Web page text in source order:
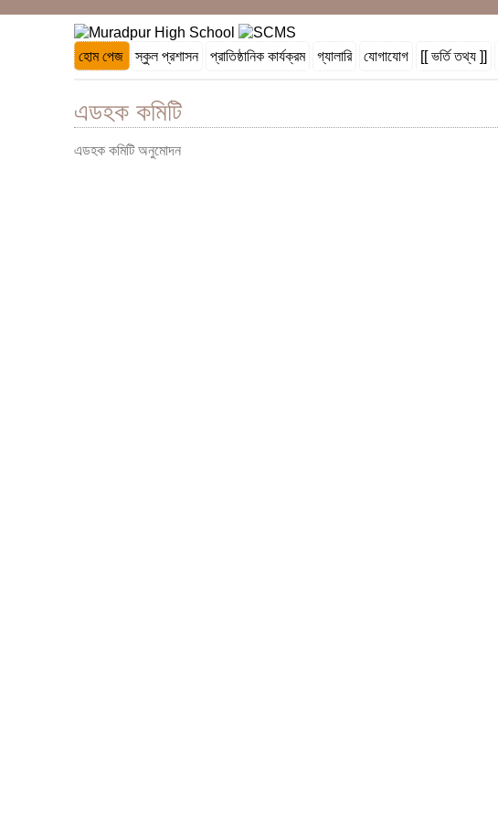
হোম পেজ স্কুল প্রশাসন প্রাতিষ্ঠানিক কার্যক্রম গ্যালারি যোগাযোগ [[ ভর্তি তথ্য ]]
এডহক কমিটি
এডহক কমিটি অনুমোদন